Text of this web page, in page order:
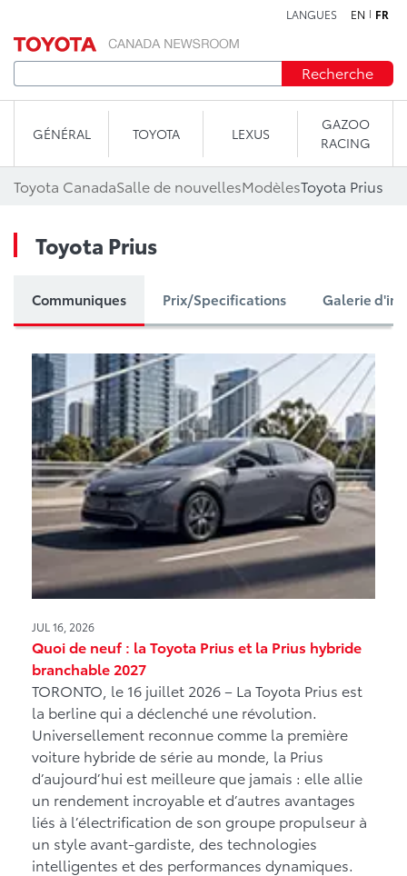
LANGUES EN FR
Recherche
GÉNÉRAL TOYOTA LEXUS
GAZOO
RACING
Toyota CanadaSalle de nouvellesModèlesToyota Prius
Toyota Prius
Communiques Prix/Specifications Galerie
JUL 16, 2026
Quoi de neuf : la Toyota Prius et la Prius hybride
branchable 2027
TORONTO, le 16 juillet 2026 – La Toyota Prius est
la berline qui a déclenché une révolution.
Universellement reconnue comme la première
voiture hybride de série au monde, la Prius
d’aujourd’hui est meilleure que jamais : elle allie
un rendement incroyable et d’autres avantages
liés à l’électrification de son groupe propulseur à
un style avant-gardiste, des technologies
intelligentes et des performances dynamiques.